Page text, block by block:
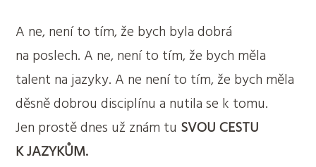
A ne, není to tím, že bych byla dobrá
na poslech. A ne, není to tím, že bych měla
talent na jazyky. A ne není to tím, že bych měla
děsně dobrou disciplínu a nutila se k tomu.
Jen prostě dnes už znám tu SVOU CESTU
K JAZYKŮM.